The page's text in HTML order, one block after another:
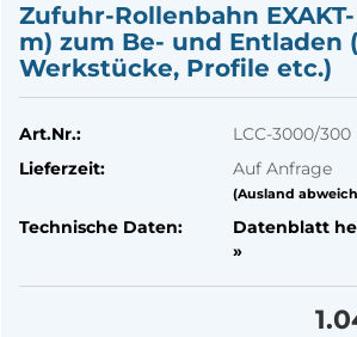
Zufuhr-​Rollenbahn EXAKT-​
m) zum Be- und Ent­la­den
Werk­stü­cke, Pro­fi­le etc.)
Art.Nr.:
LCC-3000/300
Lieferzeit:
Auf Anfrage
(Ausland
Technische Daten:
Datenblatt
»